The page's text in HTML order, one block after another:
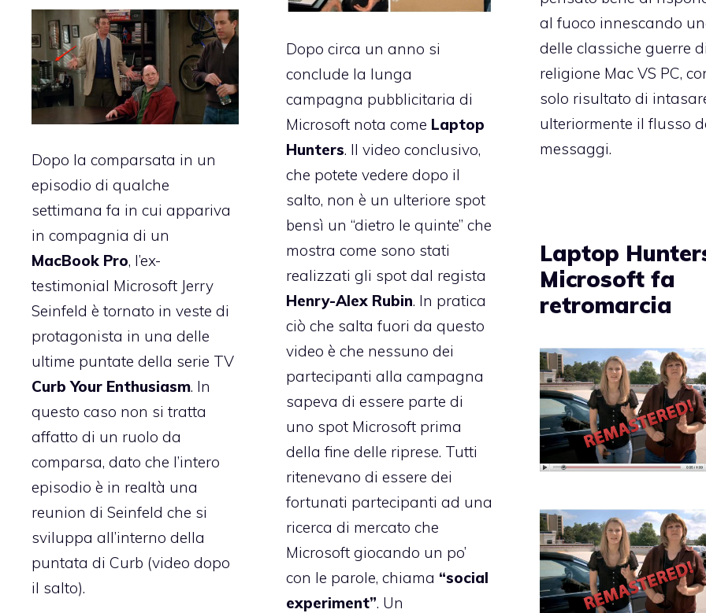
al fuoco innescando
delle classiche guerre
religione Mac VS PC,
solo risultato di
ulteriormente il flusso
messaggi.
Dopo la comparsata in un
episodio di qualche
settimana fa in cui appariva
in compagnia di un
MacBook Pro, l’ex-
testimonial Microsoft Jerry
Seinfeld è tornato in veste di
protagonista in una delle
ultime puntate della serie TV
Curb Your Enthusiasm. In
questo caso non si tratta
affatto di un ruolo da
comparsa, dato che l’intero
episodio è in realtà una
reunion di Seinfeld che si
sviluppa all’interno della
puntata di Curb (video dopo
il salto).
Dopo circa un anno si
conclude la lunga
campagna pubblicitaria di
Microsoft nota come Laptop
Hunters. Il video conclusivo,
che potete vedere dopo il
salto, non è un ulteriore spot
bensì un “dietro le quinte” che
mostra come sono stati
realizzati gli spot dal regista
Henry-Alex Rubin. In pratica
ciò che salta fuori da questo
video è che nessuno dei
partecipanti alla campagna
sapeva di essere parte di
uno spot Microsoft prima
della fine delle riprese. Tutti
ritenevano di essere dei
fortunati partecipanti ad una
ricerca di mercato che
Microsoft giocando un po’
con le parole, chiama “social
experiment”. Un
Laptop
Microsoft fa
retromarcia